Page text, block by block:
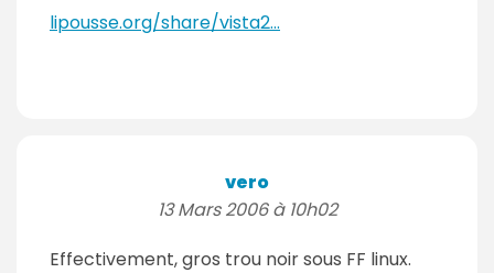
lipousse.org/share/vista2...
vero
13 Mars 2006 à 10h02
Effectivement, gros trou noir sous FF linux.